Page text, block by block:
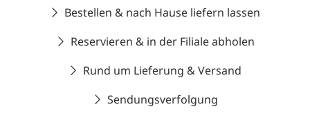
Bestellen & nach Hause liefern lassen
Reservieren & in der Filiale abholen
Rund um Lieferung & Versand
Sendungsverfolgung